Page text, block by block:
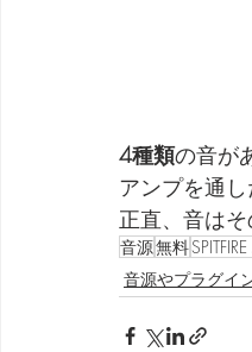
4種類の音が
アンプを通し
正直、音は
音源無料
音源やプラグイ